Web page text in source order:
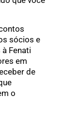
sócios e
Fenati
em
de
o